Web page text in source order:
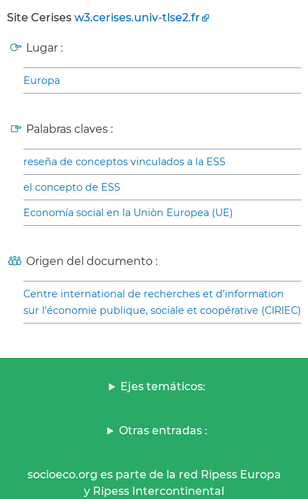
Site Cerises w3.cerises.univ-tlse2.fr
Lugar :
Europa
Palabras claves :
reseña de conceptos vinculados a la ESS
el concepto de ESS
Economía social en la Uniòn Europea (UE)
Origen del documento :
Centre international de recherches et d’information
sur l’économie publique, sociale et coopérative (CIRIEC)
Ejes temáticos:
Otras entradas :
socioeco.org es parte de la red Ripess Europa
y Ripess Intercontinental